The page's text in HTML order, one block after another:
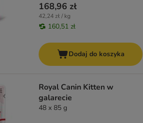
168,96 zł
42,24 zł / kg
160,51 zł
Dodaj do koszyka
Royal Canin Kitten w
galarecie
48 x 85 g